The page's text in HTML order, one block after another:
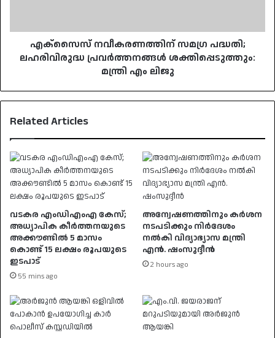
എം
എക്‌സൈസ് നവീകരണത്തിന് സമഗ്ര പദ്ധതി;
ലഹരിവിരുദ്ധ പ്രവർത്തനങ്ങൾ ശക്തിപ്പെടുത്തും:
മന്ത്രി എം ലിജു
Related Articles
വടകര എംഡിഎംഎ കേസ്;
അധ്യാപിക കീർത്തനയുടെ
അക്കൗണ്ടിൽ 5 മാസം
കൊണ്ട് 15 ലക്ഷം രൂപയുടെ
ഇടപാട്
55 mins ago
അന്വേഷണത്തിനും കർശന
നടപടിക്കും നിർദേശം
നൽകി വിദ്യാഭ്യാസ മന്ത്രി
എൻ. ഷംസുദ്ദീൻ
2 hours ago